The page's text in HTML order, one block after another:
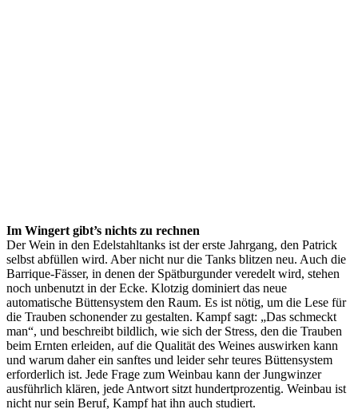
Im Wingert gibt’s nichts zu rechnen
Der Wein in den Edelstahltanks ist der erste Jahrgang, den Patrick
selbst abfüllen wird. Aber nicht nur die Tanks blitzen neu. Auch die
Barrique-Fässer, in denen der Spätburgunder veredelt wird, stehen
noch unbenutzt in der Ecke. Klotzig dominiert das neue
automatische Büttensystem den Raum. Es ist nötig, um die Lese für
die Trauben schonender zu gestalten. Kampf sagt: „Das schmeckt
man“, und beschreibt bildlich, wie sich der Stress, den die Trauben
beim Ernten erleiden, auf die Qualität des Weines auswirken kann
und warum daher ein sanftes und leider sehr teures Büttensystem
erforderlich ist. Jede Frage zum Weinbau kann der Jungwinzer
ausführlich klären, jede Antwort sitzt hundertprozentig. Weinbau ist
nicht nur sein Beruf, Kampf hat ihn auch studiert.